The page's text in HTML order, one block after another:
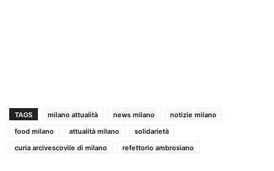
TAGS milano attualità news milano
notizie milano
food milano
attualità milano
solidarietà
curia arcivescovile di milano
refettorio ambrosiano